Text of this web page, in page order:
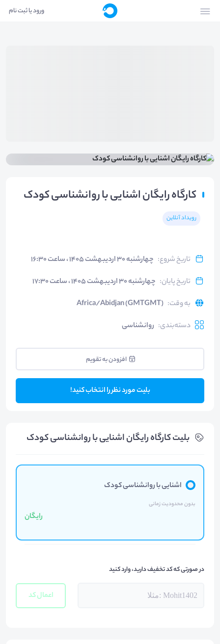
ورود یا ثبت نام
کارگاه رایگان اشنایی با روانشناسی کودک
رویداد آنلاین
تاریخ شروع: چهارشنبه ۳۰ اردیبهشت ۱۴۰۵ ، ساعت ۱۶:۳۰
تاریخ پایان: چهارشنبه ۳۰ اردیبهشت ۱۴۰۵ ، ساعت ۱۷:۳۰
به وقت:
Africa/Abidjan (GMTGMT)
دسته‌بندی: روانشناسی
افزودن به تقویم
بلیت مورد نظر را انتخاب کنید!
بلیت‌ کارگاه رایگان اشنایی با روانشناسی کودک
اشنایی با روانشناسی کودک
بدون محدودیت زمانی
رایگان
در صورتی که کد تخفیف دارید، وارد کنید
اعمال کد